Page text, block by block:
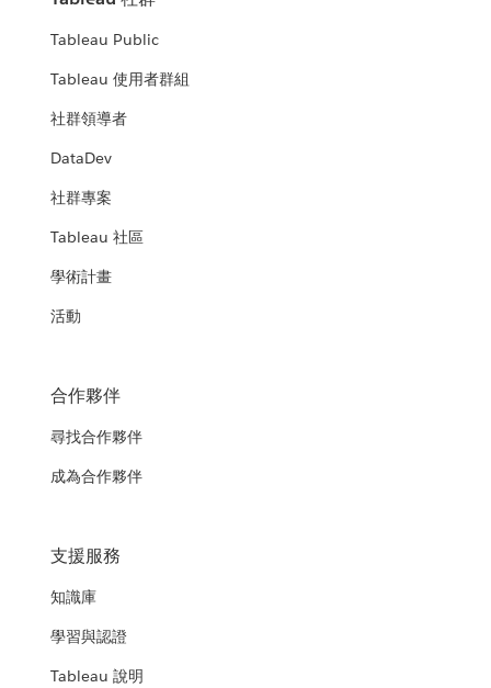
Tableau Public
Tableau 使用者群組
社群領導者
DataDev
社群專案
Tableau 社區
學術計畫
活動
合作夥伴
尋找合作夥伴
成為合作夥伴
支援服務
知識庫
學習與認證
Tableau 說明